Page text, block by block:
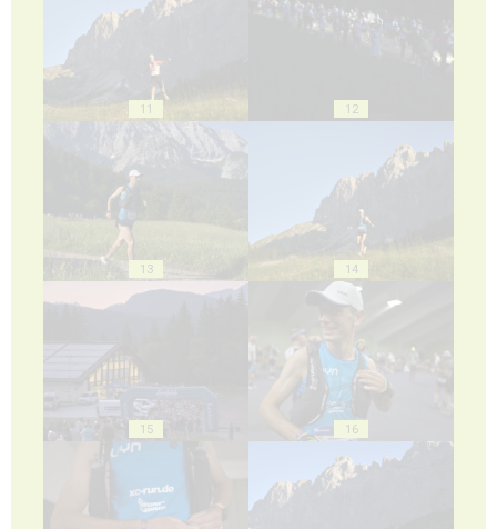
11 12
13 14
15 16